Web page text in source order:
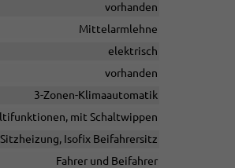
vorhanden
Mittelarmlehne
elektrisch
vorhanden
3-Zonen-Klimaautomatik
mit Schaltwippen
Isofix Beifahrersitz
Fahrer und Beifahrer